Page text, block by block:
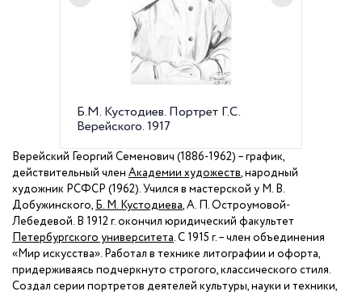
Б.М. Кустодиев. Портрет Г.С.
Верейского. 1917
Верейский Георгий Семенович (1886-1962) – график,
действительный член Академии художеств, народный
художник РСФСР (1962). Учился в мастерской у М. В.
Добужинского, Б. М. Кустодиева, А. П. Остроумовой-
Лебедевой. В 1912 г. окончил юридический факультет
Петербургского университета. С 1915 г. – член объединения
«Мир искусства». Работал в технике литографии и офорта,
придерживаясь подчеркнуто строгого, классического стиля.
Создал серии портретов деятелей культуры, науки и техники,